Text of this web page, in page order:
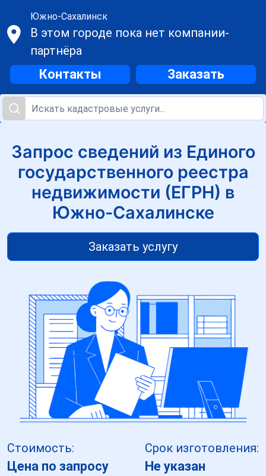
Южно-Сахалинск
В этом городе пока нет компании-
партнёра
Контакты Заказать
Запрос сведений из Единого
государственного реестра
недвижимости (ЕГРН) в
Южно-Сахалинске
Заказать услугу
Стоимость:
Цена по запросу
Срок изготовления:
Не указан